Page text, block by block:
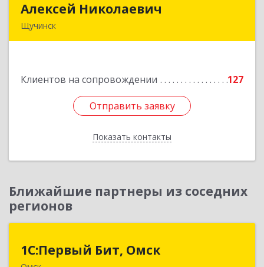
Алексей Николаевич
Щучинск
Клиентов на сопровождении 127
Отправить заявку
Показать контакты
Алексей Николаевич
Ближайшие партнеры из соседних
регионов
1С:Первый Бит, Омск